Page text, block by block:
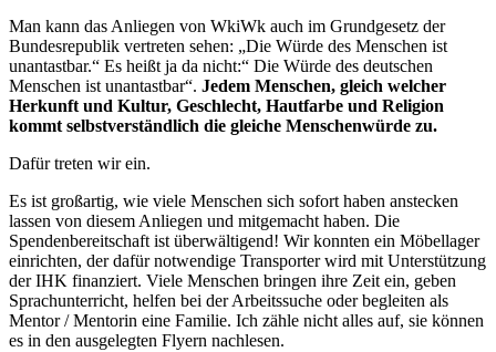
Man kann das Anliegen von WkiWk auch im Grundgesetz der
Bundesrepublik vertreten sehen: „Die Würde des Menschen ist
unantastbar.“ Es heißt ja da nicht:“ Die Würde des deutschen
Menschen ist unantastbar“. Jedem Menschen, gleich welcher
Herkunft und Kultur, Geschlecht, Hautfarbe und Religion
kommt selbstverständlich die gleiche Menschenwürde zu.
Dafür treten wir ein.
Es ist großartig, wie viele Menschen sich sofort haben anstecken
lassen von diesem Anliegen und mitgemacht haben. Die
Spendenbereitschaft ist überwältigend! Wir konnten ein Möbellager
einrichten, der dafür notwendige Transporter wird mit Unterstützung
der IHK finanziert. Viele Menschen bringen ihre Zeit ein, geben
Sprachunterricht, helfen bei der Arbeitssuche oder begleiten als
Mentor / Mentorin eine Familie. Ich zähle nicht alles auf, sie können
es in den ausgelegten Flyern nachlesen.